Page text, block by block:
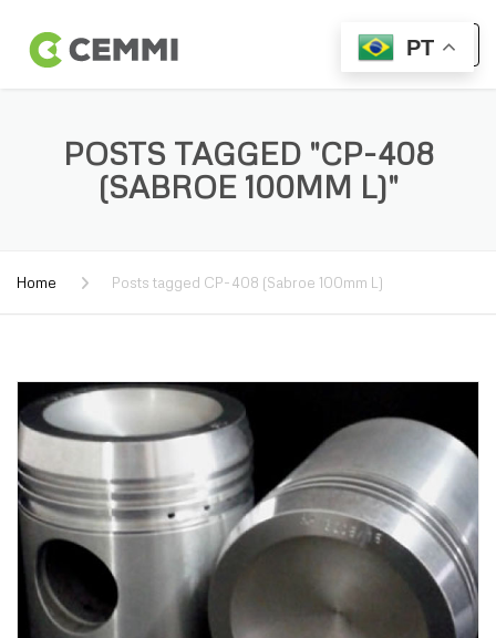
POSTS TAGGED "CP-408
(SABROE 100MM L)"
Home Posts tagged CP-408 (Sabroe 100mm L)
PT